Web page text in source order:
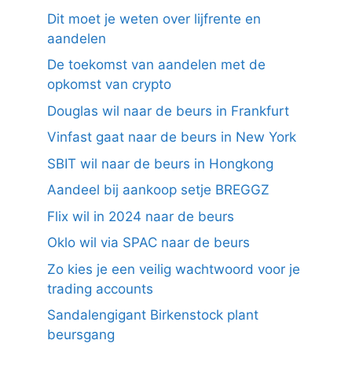
Dit moet je weten over lijfrente en
aandelen
De toekomst van aandelen met de
opkomst van crypto
Douglas wil naar de beurs in Frankfurt
Vinfast gaat naar de beurs in New York
SBIT wil naar de beurs in Hongkong
Aandeel bij aankoop setje BREGGZ
Flix wil in 2024 naar de beurs
Oklo wil via SPAC naar de beurs
Zo kies je een veilig wachtwoord voor je
trading accounts
Sandalengigant Birkenstock plant
beursgang